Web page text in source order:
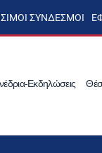
ΣΎΝΔΕΣΜΟΙ
Εκδηλώσεις